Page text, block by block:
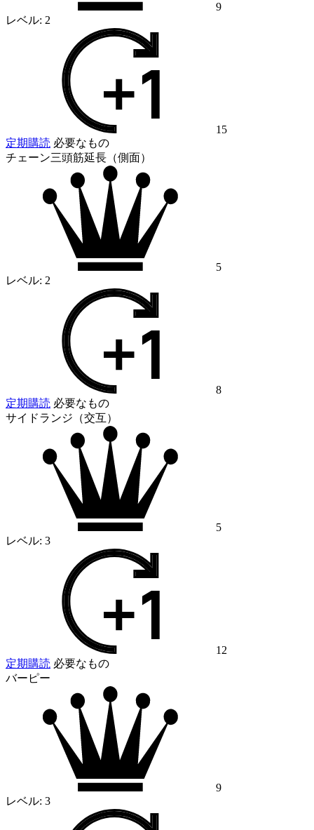
9
レベル: 2
15
定期購読 必要なもの
チェーン三頭筋延長（側面）
5
レベル: 2
8
定期購読 必要なもの
サイドランジ（交互）
5
レベル: 3
12
定期購読 必要なもの
バーピー
9
レベル: 3